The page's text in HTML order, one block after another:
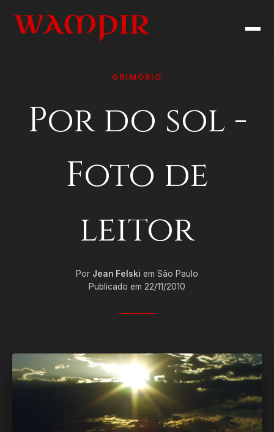
GRIMÓRIO
Por do sol -
Foto de
leitor
Por Jean Felski em São Paulo
Publicado em 22/11/2010